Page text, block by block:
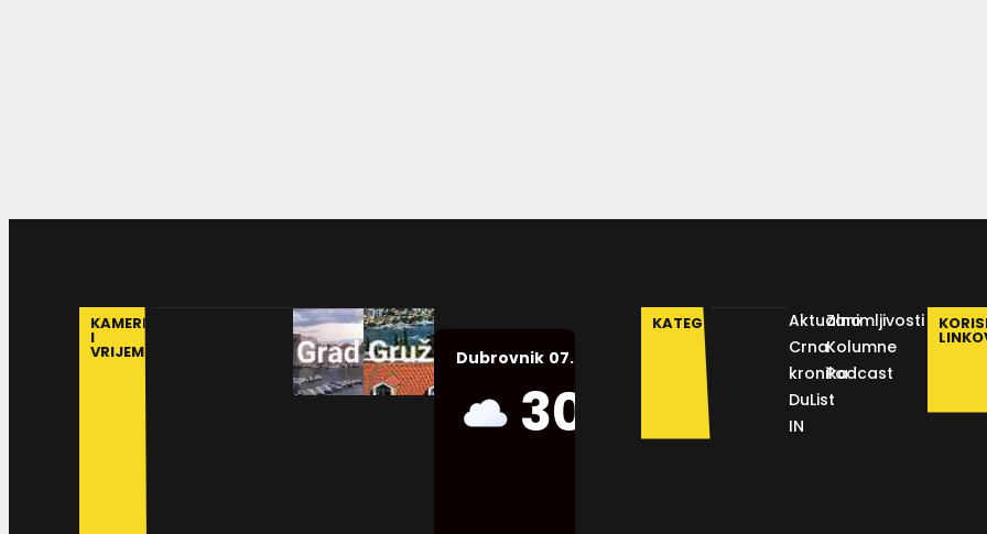
KAMERE
I
VRIJEME Dubrovnik 07.08.2026.
30
Humidity:
KATEGORIJE
Aktualno
Crna
kronika
DuList
IN
Zanimljivosti
Kolumne
Podcast